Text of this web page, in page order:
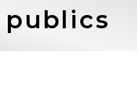
publics